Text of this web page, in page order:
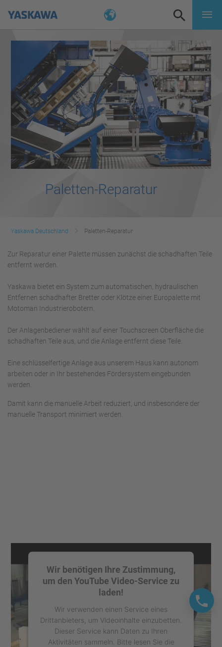
Paletten-Reparatur
Yaskawa Deutschland Paletten-Reparatur
Zur Reparatur einer Palette müssen zunächst die schadhaften Teile
entfernt werden.
Yaskawa bietet ein System zum automatischen, hydraulischen
Entfernen schadhafter Bretter oder Klötze einer Europalette mit
Motoman Industrierobotern.
Der Anlagenbediener wählt auf einer Touchscreen Oberfläche die
schadhaften Teile aus, und die Anlage entfernt diese Teile.
Eine schlüsselfertige Anlage aus unserem Haus kann autonom
arbeiten oder in Ihr bestehendes Fördersystem eingebunden
werden.
Damit kann die manuelle Arbeit reduziert, und insbesondere der
manuelle Transport minimiert werden.
Wir benötigen Ihre Zustimmung,
um den YouTube Video-Service zu
laden!
Wir verwenden einen Service eines
Drittanbieters, um Videoinhalte einzubetten.
Dieser Service kann Daten zu Ihren
Aktivitäten sammeln. Bitte lesen Sie die